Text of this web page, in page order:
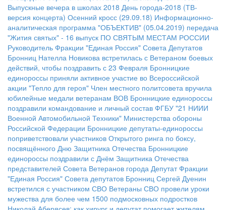
Выпускные вечера в школах 2018 День города-2018 (ТВ-
версия концерта) Осенний кросс (29.09.18) Информационно-
аналитическая программа "ОБЪЕКТИВ" (05.04.2019) передача
"Жития святых" - 16 выпуск ПО СВЯТЫМ МЕСТАМ РОССИИ
Руководитель Фракции "Единая Россия" Совета Депутатов
Бронниц Нателла Новикова встретилась с Ветераном боевых
действий, чтобы поздравить с 23 Февраля Бронницкие
единороссы приняли активное участие во Всероссийской
акции "Тепло для героя" Член местного политсовета вручила
юбилейные медали ветеранам ВОВ Бронницкие единороссы
поздравили командование и личный состав ФГБУ "21 НИИИ
Военной Автомобильной Техники" Министерства обороны
Российской Федерации Бронницкие депутаты-единороссы
поприветствовали участников Открытого ринга по боксу,
посвящённого Дню Защитника Отечества Бронницкие
единороссы поздравили с Днём Защитника Отечества
представителей Совета Ветеранов города Депутат Фракции
"Единая Россия" Совета депутатов Бронниц Сергей Дуенин
встретился с участником СВО Ветераны СВО провели уроки
мужества для более чем 1500 подмосковных подростков